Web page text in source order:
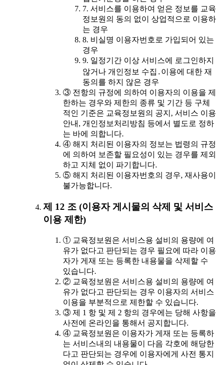
7. 서비스를 이용하여 얻은 정보를 교육
정보원의 동의 없이 상업적으로 이용하
는 경우
8. 비실명 이용자번호로 가입되어 있는
경우
9. 일정기간 이상 서비스에 로그인하지
않거나 개인정보 수집․이용에 대한 재
동의를 하지 않은 경우
③ 전항의 규정에 의하여 이용자의 이용을 제
한하는 경우와 제한의 종류 및 기간 등 구체
적인 기준은 교육정보원의 공지, 서비스 이용
안내, 개인정보처리방침 등에서 별도로 정하
는 바에 의합니다.
④ 해지 처리된 이용자의 정보는 법령의 규정
에 의하여 보존할 필요성이 있는 경우를 제외
하고 지체 없이 파기합니다.
⑤ 해지 처리된 이용자번호의 경우, 재사용이
불가능합니다.
제 12 조 (이용자 게시물의 삭제 및 서비스
이용 제한)
① 교육정보원은 서비스용 설비의 용량에 여
유가 없다고 판단되는 경우 필요에 따라 이용
자가 게재 또는 등록한 내용물을 삭제할 수
있습니다.
② 교육정보원은 서비스용 설비의 용량에 여
유가 없다고 판단되는 경우 이용자의 서비스
이용을 부분적으로 제한할 수 있습니다.
③ 제 1 항 및 제 2 항의 경우에는 당해 사항을
사전에 온라인을 통해서 공지합니다.
④ 교육정보원은 이용자가 게재 또는 등록하
는 서비스내의 내용물이 다음 각호에 해당한
다고 판단되는 경우에 이용자에게 사전 통지